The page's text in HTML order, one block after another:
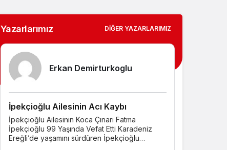
Yazarlarımız DIĞER YAZARLARIMIZ
Erkan Demirturkoglu
İpekçioğlu Ailesinin Acı Kaybı
İpekçioğlu Ailesinin Koca Çınarı Fatma
İpekçioğlu 99 Yaşında Vefat Etti ​Karadeniz
Ereğli’de yaşamını sürdüren İpekçioğlu